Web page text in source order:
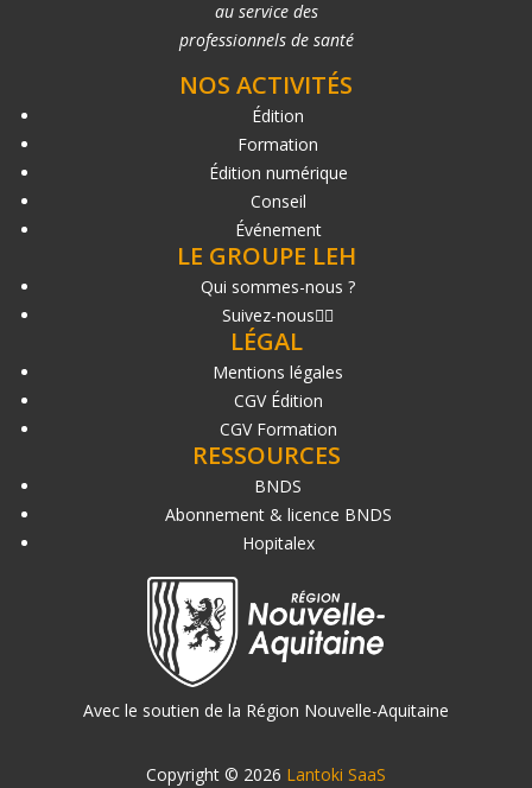
au service des
professionnels de santé
NOS ACTIVITÉS
Édition
Formation
Édition numérique
Conseil
Événement
LE GROUPE LEH
Qui sommes-nous ?
Suivez-nous
LÉGAL
Mentions légales
CGV Édition
CGV Formation
RESSOURCES
BNDS
Abonnement & licence BNDS
Hopitalex
Avec le soutien de la Région Nouvelle-Aquitaine
Copyright © 2026 Lantoki SaaS